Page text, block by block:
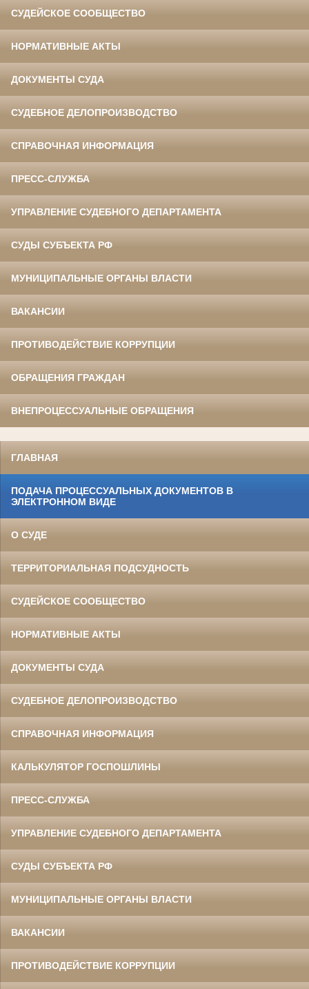
СУДЕЙСКОЕ СООБЩЕСТВО
НОРМАТИВНЫЕ АКТЫ
ДОКУМЕНТЫ СУДА
СУДЕБНОЕ ДЕЛОПРОИЗВОДСТВО
СПРАВОЧНАЯ ИНФОРМАЦИЯ
ПРЕСС-СЛУЖБА
УПРАВЛЕНИЕ СУДЕБНОГО ДЕПАРТАМЕНТА
СУДЫ СУБЪЕКТА РФ
МУНИЦИПАЛЬНЫЕ ОРГАНЫ ВЛАСТИ
ВАКАНСИИ
ПРОТИВОДЕЙСТВИЕ КОРРУПЦИИ
ОБРАЩЕНИЯ ГРАЖДАН
ВНЕПРОЦЕССУАЛЬНЫЕ ОБРАЩЕНИЯ
ГЛАВНАЯ
ПОДАЧА ПРОЦЕССУАЛЬНЫХ ДОКУМЕНТОВ В
ЭЛЕКТРОННОМ ВИДЕ
О СУДЕ
ТЕРРИТОРИАЛЬНАЯ ПОДСУДНОСТЬ
СУДЕЙСКОЕ СООБЩЕСТВО
НОРМАТИВНЫЕ АКТЫ
ДОКУМЕНТЫ СУДА
СУДЕБНОЕ ДЕЛОПРОИЗВОДСТВО
СПРАВОЧНАЯ ИНФОРМАЦИЯ
КАЛЬКУЛЯТОР ГОСПОШЛИНЫ
ПРЕСС-СЛУЖБА
УПРАВЛЕНИЕ СУДЕБНОГО ДЕПАРТАМЕНТА
СУДЫ СУБЪЕКТА РФ
МУНИЦИПАЛЬНЫЕ ОРГАНЫ ВЛАСТИ
ВАКАНСИИ
ПРОТИВОДЕЙСТВИЕ КОРРУПЦИИ